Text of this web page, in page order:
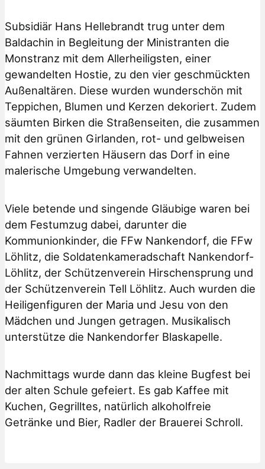
Subsidiär Hans Hellebrandt trug unter dem
Baldachin in Begleitung der Ministranten die
Monstranz mit dem Allerheiligsten, einer
gewandelten Hostie, zu den vier geschmückten
Außenaltären. Diese wurden wunderschön mit
Teppichen, Blumen und Kerzen dekoriert. Zudem
säumten Birken die Straßenseiten, die zusammen
mit den grünen Girlanden, rot- und gelbweisen
Fahnen verzierten Häusern das Dorf in eine
malerische Umgebung verwandelten.
Viele betende und singende Gläubige waren bei
dem Festumzug dabei, darunter die
Kommunionkinder, die FFw Nankendorf, die FFw
Löhlitz, die Soldatenkameradschaft Nankendorf-
Löhlitz, der Schützenverein Hirschensprung und
der Schützenverein Tell Löhlitz. Auch wurden die
Heiligenfiguren der Maria und Jesu von den
Mädchen und Jungen getragen. Musikalisch
unterstütze die Nankendorfer Blaskapelle.
Nachmittags wurde dann das kleine Bugfest bei
der alten Schule gefeiert. Es gab Kaffee mit
Kuchen, Gegrilltes, natürlich alkoholfreie
Getränke und Bier, Radler der Brauerei Schroll.